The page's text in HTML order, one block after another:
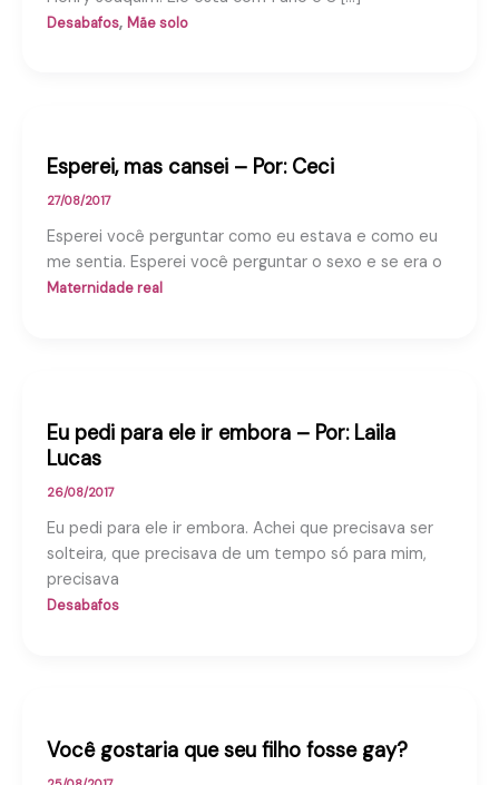
Desabafos, Mãe solo
Esperei, mas cansei – Por: Ceci
27/08/2017
Esperei você perguntar como eu estava e como eu
me sentia. Esperei você perguntar o sexo e se era o
Maternidade real
Eu pedi para ele ir embora – Por: Laila
Lucas
26/08/2017
Eu pedi para ele ir embora. Achei que precisava ser
solteira, que precisava de um tempo só para mim,
precisava
Desabafos
Você gostaria que seu filho fosse gay?